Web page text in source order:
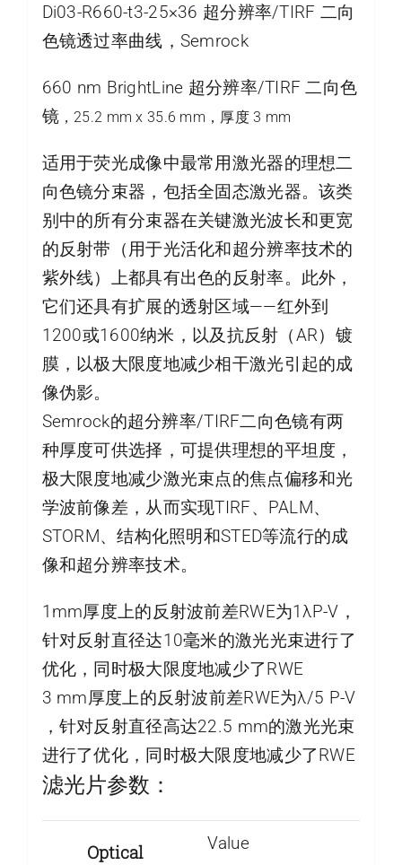
Di03-R660-t3-25×36 超分辨率/TIRF 二向
色镜透过率曲线，Semrock
660 nm BrightLine 超分辨率/TIRF 二向色
镜，25.2 mm x 35.6 mm，厚度 3 mm
适用于荧光成像中最常用激光器的理想二
向色镜分束器，包括全固态激光器。该类
别中的所有分束器在关键激光波长和更宽
的反射带（用于光活化和超分辨率技术的
紫外线）上都具有出色的反射率。此外，
它们还具有扩展的透射区域——红外到
1200或1600纳米，以及抗反射（AR）镀
膜，以极大限度地减少相干激光引起的成
像伪影。
Semrock的超分辨率/TIRF二向色镜有两
种厚度可供选择，可提供理想的平坦度，
极大限度地减少激光束点的焦点偏移和光
学波前像差，从而实现TIRF、PALM、
STORM、结构化照明和STED等流行的成
像和超分辨率技术。
1mm厚度上的反射波前差RWE为1λP-V，
针对反射直径达10毫米的激光光束进行了
优化，同时极大限度地减少了RWE
3 mm厚度上的反射波前差RWE为λ/5 P-V
，针对反射直径高达22.5 mm的激光光束
进行了优化，同时极大限度地减少了RWE
滤光片参数：
Optical Value